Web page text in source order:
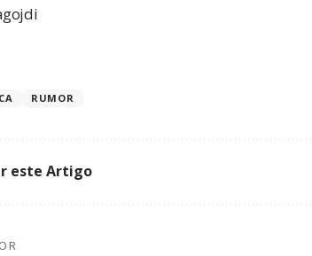
RUMOR
este Artigo